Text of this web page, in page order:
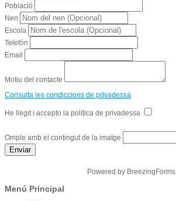
Població
Nen
Escola
Telefón
Email
Motiu del contacte
Consulta les condiccions de privadessa
He llegit i accepto la política de privadessa
Omple amb el contingut de la imatge
Enviar
Powered by BreezingForms
Menú Principal